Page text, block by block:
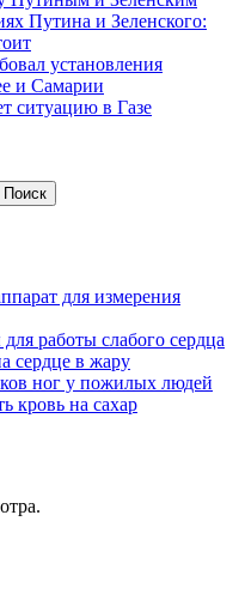
Путина и Зеленского:
установления
и Самарии
ситуацию в Газе
Поиск
для измерения
работы слабого сердца
сердце в жару
ног у пожилых людей
кровь на сахар